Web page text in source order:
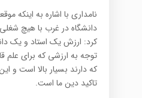
نامداری با اشاره به اینکه
دانشگاه در غرب با هیچ
کرد: ارزش یک استاد و یک
توجه به ارزشی که برای علم
تاکید دین ما است.